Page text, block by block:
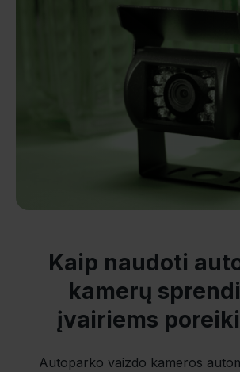
Kaip naudoti
kamerų
įvairiems
Autoparko vaizdo kameros